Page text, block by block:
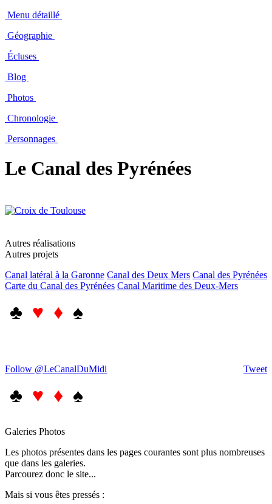
Menu détaillé
Géographie
Écluses
Blog
Photos
Chronologie
Personnages
Le Canal des Pyrénées
Autres réalisations
Autres projets
Canal latéral à la Garonne Canal des Deux Mers Canal des Pyrénées
Carte du Canal des Pyrénées Canal Maritime des Deux-Mers
♣ ♥ ♦ ♠
Tweet
Follow @LeCanalDuMidi
♣ ♥ ♦ ♠
Galeries Photos
Les photos présentes dans les pages courantes sont plus nombreuses
que dans les galeries.
Parcourez donc le site...
Mais si vous êtes pressés :